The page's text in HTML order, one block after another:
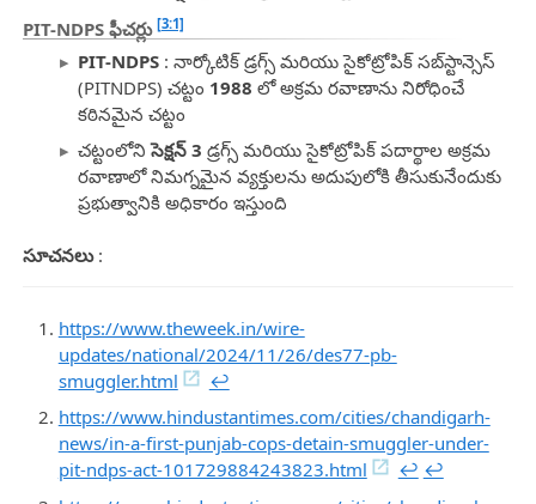
PIT-NDPS ఫీచర్లు [3:1]
PIT-NDPS : నార్కోటిక్ డ్రగ్స్ మరియు సైకోట్రోపిక్ సబ్‌స్టాన్సెస్
(PITNDPS) చట్టం 1988 లో అక్రమ రవాణాను నిరోధించే
కఠినమైన చట్టం
చట్టంలోనిసెక్షన్ 3 డ్రగ్స్ మరియు సైకోట్రోపిక్ పదార్థాల అక్రమ
రవాణాలో నిమగ్నమైన వ్యక్తులను అదుపులోకి తీసుకునేందుకు
ప్రభుత్వానికి అధికారం ఇస్తుంది
సూచనలు:
https://www.theweek.in/wire-
updates/national/2024/11/26/des77-pb-
smuggler.html
↩︎
https://www.hindustantimes.com/cities/chandigarh-
news/in-a-first-punjab-cops-detain-smuggler-under-
pit-ndps-act-101729884243823.html
↩︎ ↩︎